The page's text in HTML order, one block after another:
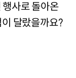
사로 돌아온
달랐을까요?